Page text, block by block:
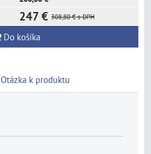
247 € 308,80 € s DPH
Do košíka
Otázka k produktu